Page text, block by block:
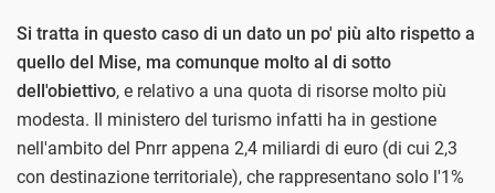
Si tratta in questo caso di un dato un po' più alto rispetto a
quello del Mise, ma comunque molto al di sotto
dell'obiettivo, e relativo a una quota di risorse molto più
modesta. Il ministero del turismo infatti ha in gestione
nell'ambito del Pnrr appena 2,4 miliardi di euro (di cui 2,3
con destinazione territoriale), che rappresentano solo l'1%